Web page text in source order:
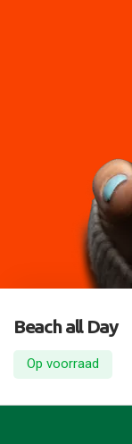
Beach all Day
Op voorraad